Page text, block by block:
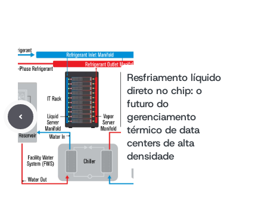
Resfriamento líquido
direto no chip: o
futuro do
gerenciamento
térmico de data
centers de alta
densidade